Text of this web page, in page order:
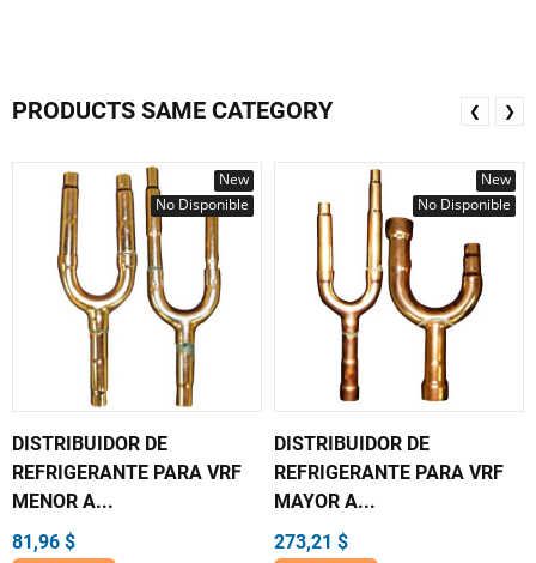
PRODUCTS SAME CATEGORY
New
No Disponible
DISTRIBUIDOR DE
REFRIGERANTE PARA VRF
MENOR A...
81,96 $
New
No Disponible
DISTRIBUIDOR DE
REFRIGERANTE PARA VRF
MAYOR A...
273,21 $
❮ ❯